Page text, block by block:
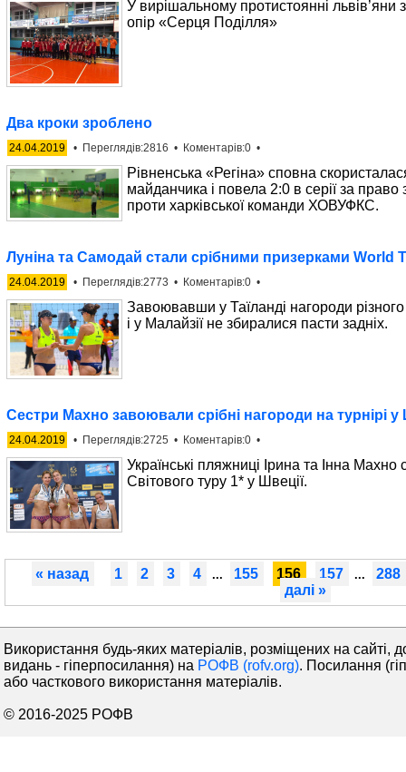
У вирішальному протистоянні
опір «Серця Поділля»
Два кроки зроблено
24.04.2019 • Переглядів:2816 • Коментарів:0 •
Рівненська «Регіна» сповна
майданчика і повела 2:0 в серії за право
проти харківської команди ХОВУФКС.
Луніна та Самодай стали срібними призерками World
24.04.2019 • Переглядів:2773 • Коментарів:0 •
Завоювавши у Таїланді нагороди різного
і у Малайзії не збиралися пасти задніх.
Сестри Махно завоювали срібні нагороди на турнірі у
24.04.2019 • Переглядів:2725 • Коментарів:0 •
Українські пляжниці Ірина та Інна
Світового туру 1* у Швеції.
« назад 1 2 3 4 ... 155 156 157 ...
288
далі »
Використання будь-яких матеріалів, розміщених на сайті,
видань - гіперпосилання) на РОФВ (rofv.org). Посилання
або часткового використання матеріалів.
© 2016-2025 РОФВ